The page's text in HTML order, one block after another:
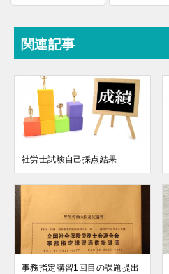
関連記事
社労士試験自己採点結果
事務指定講習1回目の課題提出